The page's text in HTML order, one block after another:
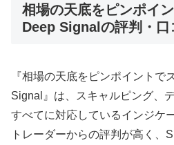
相場の天底をピンポイ
Deep Signalの評判・口
『相場の天底をピンポイントで
Signal』は、スキャルピング、
すべてに対応しているインジケ
トレーダーからの評判が高く、